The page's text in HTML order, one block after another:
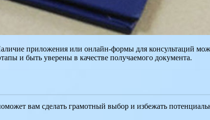
приложения или онлайн-формы для консультаций
и быть уверены в качестве получаемого документа.
вам сделать грамотный выбор и избежать